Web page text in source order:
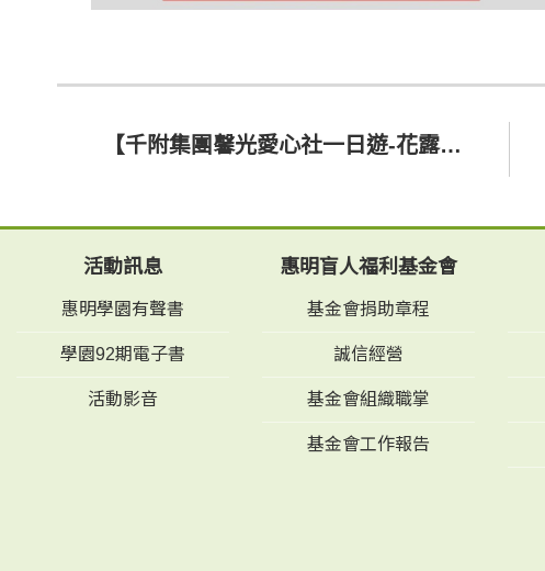
【千附集團馨光愛心社一日遊-花露休閒農場】
活動訊息
惠明學園有聲書
學園92期電子書
活動影音
惠明盲人福利基金會
基金會捐助章程
誠信經營
基金會組織職掌
基金會工作報告